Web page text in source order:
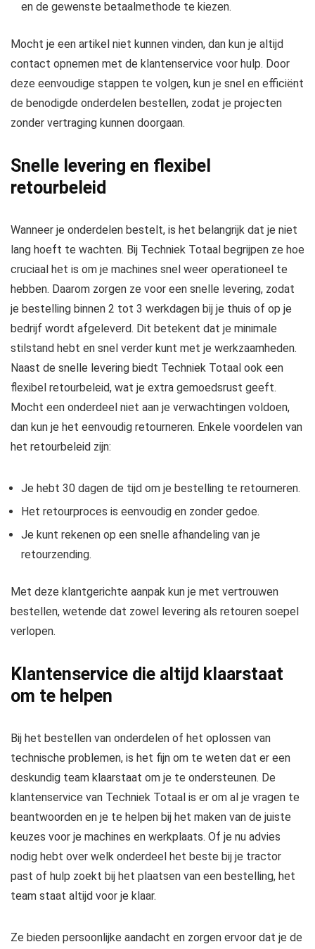
en de gewenste betaalmethode te kiezen.
Mocht je een artikel niet kunnen vinden, dan kun je altijd
contact opnemen met de klantenservice voor hulp. Door
deze eenvoudige stappen te volgen, kun je snel en efficiënt
de benodigde onderdelen bestellen, zodat je projecten
zonder vertraging kunnen doorgaan.
Snelle levering en flexibel
retourbeleid
Wanneer je onderdelen bestelt, is het belangrijk dat je niet
lang hoeft te wachten. Bij Techniek Totaal begrijpen ze hoe
cruciaal het is om je machines snel weer operationeel te
hebben. Daarom zorgen ze voor een snelle levering, zodat
je bestelling binnen 2 tot 3 werkdagen bij je thuis of op je
bedrijf wordt afgeleverd. Dit betekent dat je minimale
stilstand hebt en snel verder kunt met je werkzaamheden.
Naast de snelle levering biedt Techniek Totaal ook een
flexibel retourbeleid, wat je extra gemoedsrust geeft.
Mocht een onderdeel niet aan je verwachtingen voldoen,
dan kun je het eenvoudig retourneren. Enkele voordelen van
het retourbeleid zijn:
Je hebt 30 dagen de tijd om je bestelling te retourneren.
Het retourproces is eenvoudig en zonder gedoe.
Je kunt rekenen op een snelle afhandeling van je
retourzending.
Met deze klantgerichte aanpak kun je met vertrouwen
bestellen, wetende dat zowel levering als retouren soepel
verlopen.
Klantenservice die altijd klaarstaat
om te helpen
Bij het bestellen van onderdelen of het oplossen van
technische problemen, is het fijn om te weten dat er een
deskundig team klaarstaat om je te ondersteunen. De
klantenservice van Techniek Totaal is er om al je vragen te
beantwoorden en je te helpen bij het maken van de juiste
keuzes voor je machines en werkplaats. Of je nu advies
nodig hebt over welk onderdeel het beste bij je tractor
past of hulp zoekt bij het plaatsen van een bestelling, het
team staat altijd voor je klaar.
Ze bieden persoonlijke aandacht en zorgen ervoor dat je de